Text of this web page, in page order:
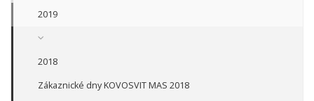
2019
2018
Zákaznické dny KOVOSVIT MAS 2018